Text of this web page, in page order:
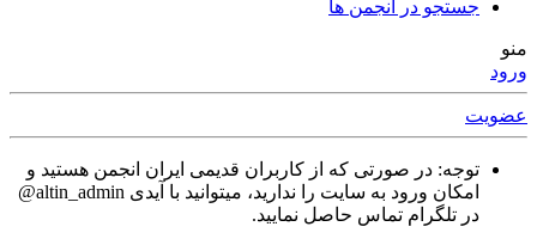
جستجو در انجمن ها
منو
ورود
عضویت
توجه: در صورتی که از کاربران قدیمی ایران انجمن هستید و
امکان ورود به سایت را ندارید، میتوانید با آیدی altin_admin@
در تلگرام تماس حاصل نمایید.